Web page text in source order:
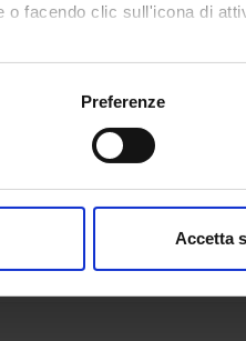
o facendo clic sull'icona di
anche:
sulla tua posizione
in qualsiasi momento
Preferenze
Accetta